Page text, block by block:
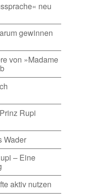
neu
gewinnen
von »Madame
Rupi
Wader
– Eine
aktiv nutzen